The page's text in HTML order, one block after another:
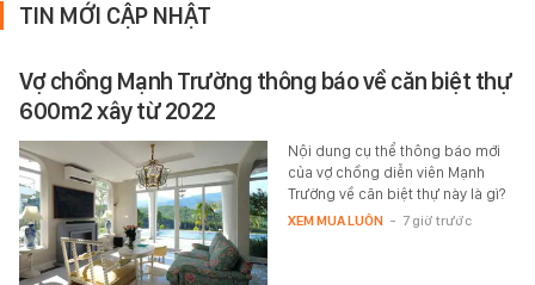
TIN MỚI CẬP NHẬT
Vợ chồng Mạnh Trường thông báo về căn biệt thự
600m2 xây từ 2022
Nội dung cụ thể thông báo mới
của vợ chồng diễn viên Mạnh
Trường về căn biệt thự này là gì?
XEM MUA LUÔN - 7 giờ trước